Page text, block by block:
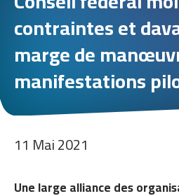
contraintes et
marge de
manifestations
11 Mai 2021
Une large alliance des